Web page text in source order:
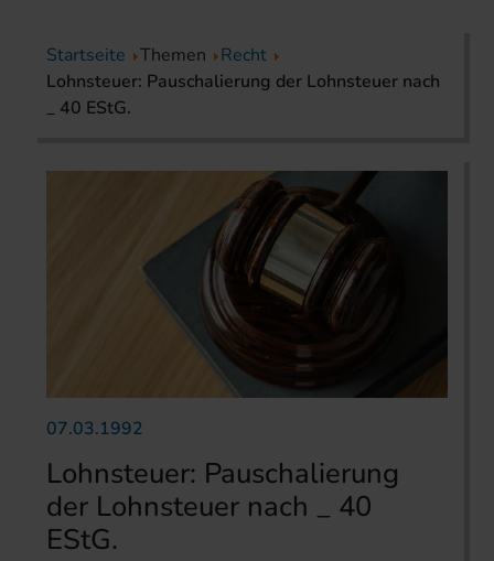
Startseite Themen
Recht
Lohnsteuer: Pauschalierung der Lohnsteuer nach
_ 40 EStG.
07.03.1992
Lohnsteuer: Pauschalierung
der Lohnsteuer nach _ 40
EStG.